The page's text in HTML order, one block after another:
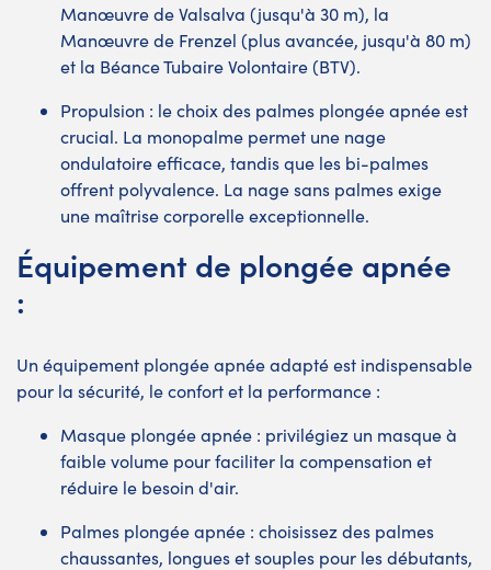
Manœuvre de Valsalva (jusqu'à 30 m), la
Manœuvre de Frenzel (plus avancée, jusqu'à 80 m)
et la Béance Tubaire Volontaire (BTV).
Propulsion : le choix des palmes plongée apnée est
crucial. La monopalme permet une nage
ondulatoire efficace, tandis que les bi-palmes
offrent polyvalence. La nage sans palmes exige
une maîtrise corporelle exceptionnelle.
Équipement de plongée apnée
:
Un équipement plongée apnée adapté est indispensable
pour la sécurité, le confort et la performance :
Masque plongée apnée : privilégiez un masque à
faible volume pour faciliter la compensation et
réduire le besoin d'air.
Palmes plongée apnée : choisissez des palmes
chaussantes, longues et souples pour les débutants,